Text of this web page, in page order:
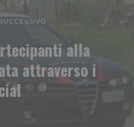
alla
attraverso i